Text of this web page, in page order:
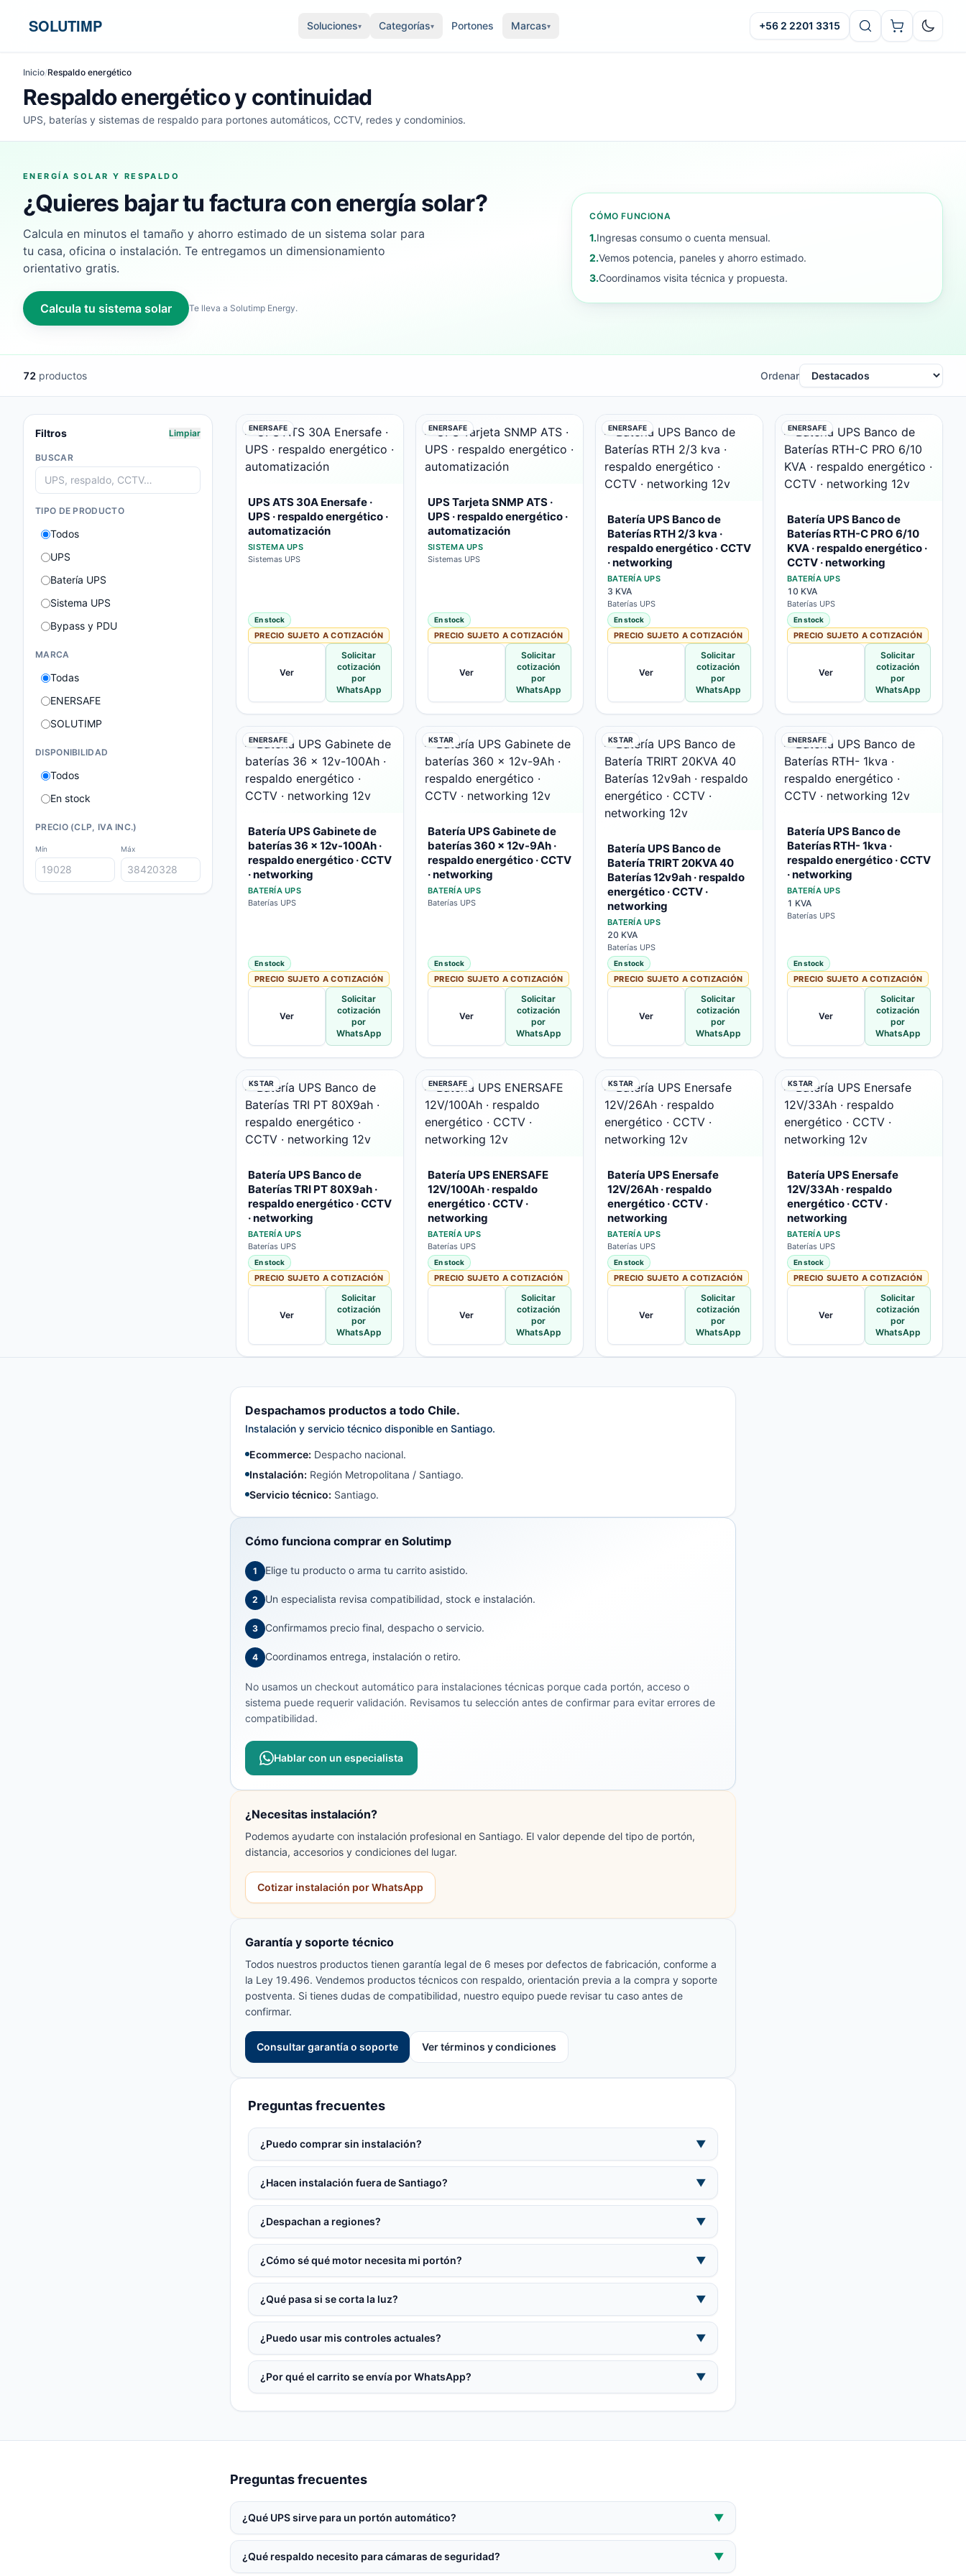
SOLUTIMP Soluciones▾ Categorías▾ Portones Marcas▾ +56 2 2201 3315 Oscuro
Inicio/Respaldo energético
Respaldo energético y continuidad
UPS, baterías y sistemas de respaldo para portones automáticos, CCTV, redes y condominios.
ENERGÍA SOLAR Y RESPALDO
¿Quieres bajar tu factura con energía solar?
Calcula en minutos el tamaño y ahorro estimado de un sistema solar para
tu casa, oficina o instalación. Te entregamos un dimensionamiento
orientativo gratis.
Calcula tu sistema solar Te lleva a Solutimp Energy.
CÓMO FUNCIONA
1.Ingresas consumo o cuenta mensual.
2.Vemos potencia, paneles y ahorro estimado.
3.Coordinamos visita técnica y propuesta.
72 productos Ordenar
Filtros Limpiar
BUSCAR
TIPO DE PRODUCTO
Todos
UPS
Batería UPS
Sistema UPS
Bypass y PDU
MARCA
Todas
ENERSAFE
SOLUTIMP
DISPONIBILIDAD
Todos
En stock
PRECIO (CLP, IVA INC.)
Mín Máx
ENERSAFE
UPS ATS 30A Enersafe ·
UPS · respaldo energético ·
automatización
SISTEMA UPS
Sistemas UPS
En stock
PRECIO SUJETO A COTIZACIÓN
Ver
Solicitar
cotización
por
WhatsApp
ENERSAFE
UPS Tarjeta SNMP ATS ·
UPS · respaldo energético ·
automatización
SISTEMA UPS
Sistemas UPS
En stock
PRECIO SUJETO A COTIZACIÓN
Ver
Solicitar
cotización
por
WhatsApp
ENERSAFE
Batería UPS Banco de
Baterías RTH 2/3 kva ·
respaldo energético · CCTV
· networking
BATERÍA UPS
3 KVA
Baterías UPS
En stock
PRECIO SUJETO A COTIZACIÓN
Ver
Solicitar
cotización
por
WhatsApp
ENERSAFE
Batería UPS Banco de
Baterías RTH-C PRO 6/10
KVA · respaldo energético ·
CCTV · networking
BATERÍA UPS
10 KVA
Baterías UPS
En stock
PRECIO SUJETO A COTIZACIÓN
Ver
Solicitar
cotización
por
WhatsApp
ENERSAFE
Batería UPS Gabinete de
baterías 36 x 12v-100Ah ·
respaldo energético · CCTV
· networking
BATERÍA UPS
Baterías UPS
En stock
PRECIO SUJETO A COTIZACIÓN
Ver
Solicitar
cotización
por
WhatsApp
KSTAR
Batería UPS Gabinete de
baterías 360 x 12v-9Ah ·
respaldo energético · CCTV
· networking
BATERÍA UPS
Baterías UPS
En stock
PRECIO SUJETO A COTIZACIÓN
Ver
Solicitar
cotización
por
WhatsApp
KSTAR
Batería UPS Banco de
Batería TRIRT 20KVA 40
Baterías 12v9ah · respaldo
energético · CCTV ·
networking
BATERÍA UPS
20 KVA
Baterías UPS
En stock
PRECIO SUJETO A COTIZACIÓN
Ver
Solicitar
cotización
por
WhatsApp
ENERSAFE
Batería UPS Banco de
Baterías RTH- 1kva ·
respaldo energético · CCTV
· networking
BATERÍA UPS
1 KVA
Baterías UPS
En stock
PRECIO SUJETO A COTIZACIÓN
Ver
Solicitar
cotización
por
WhatsApp
KSTAR
Batería UPS Banco de
Baterías TRI PT 80X9ah ·
respaldo energético · CCTV
· networking
BATERÍA UPS
Baterías UPS
En stock
PRECIO SUJETO A COTIZACIÓN
Ver
Solicitar
cotización
por
WhatsApp
ENERSAFE
Batería UPS ENERSAFE
12V/100Ah · respaldo
energético · CCTV ·
networking
BATERÍA UPS
Baterías UPS
En stock
PRECIO SUJETO A COTIZACIÓN
Ver
Solicitar
cotización
por
WhatsApp
KSTAR
Batería UPS Enersafe
12V/26Ah · respaldo
energético · CCTV ·
networking
BATERÍA UPS
Baterías UPS
En stock
PRECIO SUJETO A COTIZACIÓN
Ver
Solicitar
cotización
por
WhatsApp
KSTAR
Batería UPS Enersafe
12V/33Ah · respaldo
energético · CCTV ·
networking
BATERÍA UPS
Baterías UPS
En stock
PRECIO SUJETO A COTIZACIÓN
Ver
Solicitar
cotización
por
WhatsApp
Despachamos productos a todo Chile.
Instalación y servicio técnico disponible en Santiago.
Ecommerce: Despacho nacional.
Instalación: Región Metropolitana / Santiago.
Servicio técnico: Santiago.
Cómo funciona comprar en Solutimp
1 Elige tu producto o arma tu carrito asistido.
2 Un especialista revisa compatibilidad, stock e instalación.
3 Confirmamos precio final, despacho o servicio.
4 Coordinamos entrega, instalación o retiro.
No usamos un checkout automático para instalaciones técnicas porque cada portón, acceso o
sistema puede requerir validación. Revisamos tu selección antes de confirmar para evitar errores de
compatibilidad.
Hablar con un especialista
¿Necesitas instalación?
Podemos ayudarte con instalación profesional en Santiago. El valor depende del tipo de portón,
distancia, accesorios y condiciones del lugar.
Cotizar instalación por WhatsApp
Garantía y soporte técnico
Todos nuestros productos tienen garantía legal de 6 meses por defectos de fabricación, conforme a
la Ley 19.496. Vendemos productos técnicos con respaldo, orientación previa a la compra y soporte
postventa. Si tienes dudas de compatibilidad, nuestro equipo puede revisar tu caso antes de
confirmar.
Consultar garantía o soporte Ver términos y condiciones
Preguntas frecuentes
¿Puedo comprar sin instalación? ▼
¿Hacen instalación fuera de Santiago? ▼
¿Despachan a regiones? ▼
¿Cómo sé qué motor necesita mi portón? ▼
¿Qué pasa si se corta la luz? ▼
¿Puedo usar mis controles actuales? ▼
¿Por qué el carrito se envía por WhatsApp? ▼
Preguntas frecuentes
¿Qué UPS sirve para un portón automático? ▼
¿Qué respaldo necesito para cámaras de seguridad? ▼